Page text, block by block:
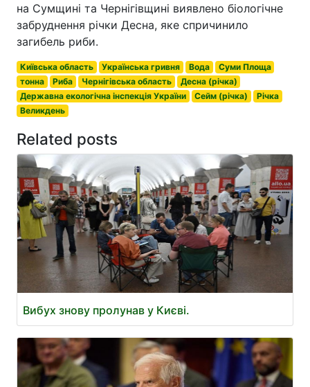
на Сумщині та Чернігівщині виявлено біологічне
забруднення річки Десна, яке спричинило
загибель риби.
Київська область Українська гривня Вода
Суми Площа
тонна
Риба Чернігівська область
Десна (річка)
Державна екологічна інспекція України
Сейм (річка)
Річка
Великдень
Related posts
Вибух знову пролунав у Києві.